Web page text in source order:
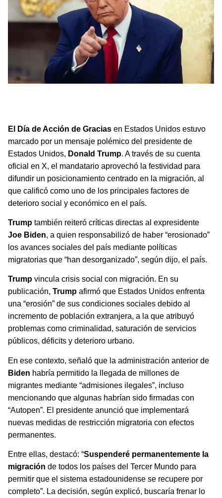
El Día de Acción de Gracias en Estados Unidos estuvo
marcado por un mensaje polémico del presidente de
Estados Unidos, Donald Trump. A través de su cuenta
oficial en X, el mandatario aprovechó la festividad para
difundir un posicionamiento centrado en la migración, al
que calificó como uno de los principales factores de
deterioro social y económico en el país.
Trump también reiteró críticas directas al expresidente
Joe Biden, a quien responsabilizó de haber “erosionado”
los avances sociales del país mediante políticas
migratorias que “han desorganizado”, según dijo, el país.
Trump vincula crisis social con migración. En su
publicación, Trump afirmó que Estados Unidos enfrenta
una “erosión” de sus condiciones sociales debido al
incremento de población extranjera, a la que atribuyó
problemas como criminalidad, saturación de servicios
públicos, déficits y deterioro urbano.
En ese contexto, señaló que la administración anterior de
Biden habría permitido la llegada de millones de
migrantes mediante “admisiones ilegales”, incluso
mencionando que algunas habrían sido firmadas con
“Autopen”. El presidente anunció que implementará
nuevas medidas de restricción migratoria con efectos
permanentes.
Entre ellas, destacó: “Suspenderé permanentemente la
migración de todos los países del Tercer Mundo para
permitir que el sistema estadounidense se recupere por
completo”. La decisión, según explicó, buscaría frenar lo